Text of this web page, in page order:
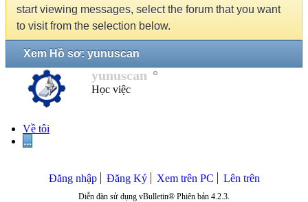
start viewing messages, select the forum that you want
to visit from the selection below.
Xem Hồ sơ: yunuscan
yunuscan
Học việc
Về tôi
...
Đăng nhập Đăng Ký Xem trên PC Lên trên
Diễn đàn sử dụng vBulletin® Phiên bản 4.2.3.